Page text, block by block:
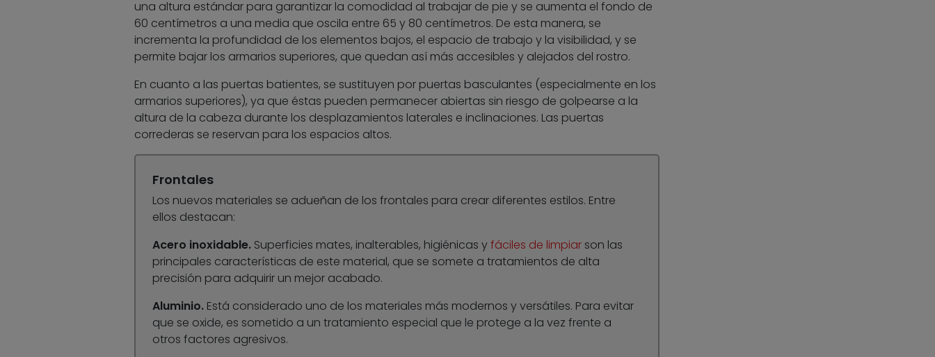
una altura estándar para garantizar la comodidad al trabajar de pie y se aumenta el fondo de
60 centímetros a una media que oscila entre 65 y 80 centímetros. De esta manera, se
incrementa la profundidad de los elementos bajos, el espacio de trabajo y la visibilidad, y se
permite bajar los armarios superiores, que quedan así más accesibles y alejados del rostro.
En cuanto a las puertas batientes, se sustituyen por puertas basculantes (especialmente en los
armarios superiores), ya que éstas pueden permanecer abiertas sin riesgo de golpearse a la
altura de la cabeza durante los desplazamientos laterales e inclinaciones. Las puertas
correderas se reservan para los espacios altos.
Frontales
Los nuevos materiales se adueñan de los frontales para crear diferentes estilos. Entre
ellos destacan:
Acero inoxidable.Superficies mates, inalterables, higiénicas yfáciles de limpiarson las
principales características de este material, que se somete a tratamientos de alta
precisión para adquirir un mejor acabado.
Aluminio.Está considerado uno de los materiales más modernos y versátiles. Para evitar
que se oxide, es sometido a un tratamiento especial que le protege a la vez frente a
otros factores agresivos.